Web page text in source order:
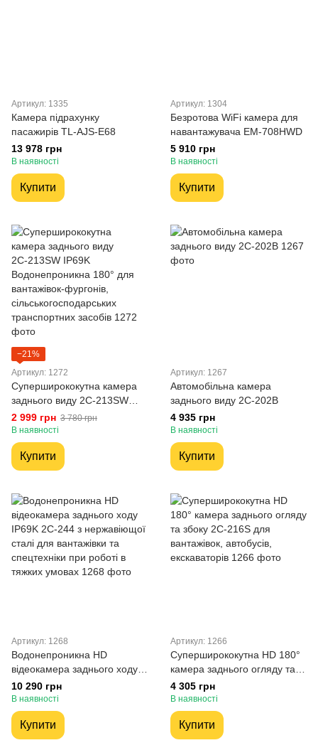
Артикул: 1335
Камера підрахунку
пасажирів TL-AJS-E68
13 978 грн
В наявності
Купити
Артикул: 1304
Безротова WiFi камера для
навантажувача EM-708HWD
5 910 грн
В наявності
Купити
−21%
Артикул: 1272
Cуперширококутна камера
заднього виду 2С-213SW
IP69K Водонепроникна 180°
для вантажівок-фургонів,
сільськогосподарських
транспортних засобів
2 999 грн 3 780 грн
В наявності
Купити
Артикул: 1267
Автомобільна камера
заднього виду 2C-202B
4 935 грн
В наявності
Купити
Артикул: 1268
Водонепроникна HD
відеокамера заднього ходу
IP69K 2С-244 з нержавіющої
сталі для вантажівки та
спецтехніки при роботі в
тяжких умовах
10 290 грн
В наявності
Купити
Артикул: 1266
Cуперширококутна HD 180°
камера заднього огляду та
збоку 2С-216S для
вантажівок, автобусів,
екскаваторів
4 305 грн
В наявності
Купити